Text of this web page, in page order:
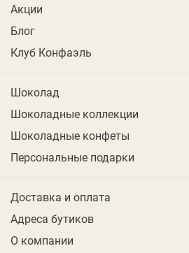
Акции
Блог
Клуб Конфаэль
Шоколад
Шоколадные коллекции
Шоколадные конфеты
Персональные подарки
Доставка и оплата
Адреса бутиков
О компании